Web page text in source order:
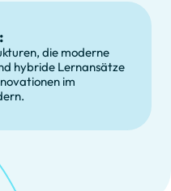
die moderne
hybride Lernansätze
im